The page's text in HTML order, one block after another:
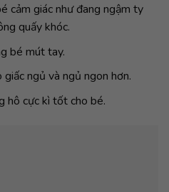
cảm giác như đang ngậm ty
quấy khóc.
bé mút tay.
ngủ và ngủ ngon hơn.
hô cực kì tốt cho bé.